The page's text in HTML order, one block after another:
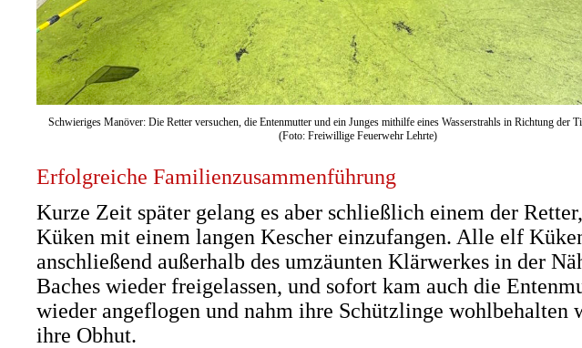
Schwieriges Manöver: Die Retter versuchen, die Entenmutter und ein Junges mithilfe eines Wasserstrahls in Richtung der
(Foto: Freiwillige Feuerwehr Lehrte)
Erfolgreiche Familienzusammenführung
Kurze Zeit später gelang es aber schließlich einem der
Küken mit einem langen Kescher einzufangen. Alle elf
anschließend außerhalb des umzäunten Klärwerkes in der
Baches wieder freigelassen, und sofort kam auch die
wieder angeflogen und nahm ihre Schützlinge wohlbehalten
ihre Obhut.